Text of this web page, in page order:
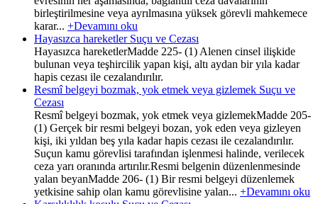
birleştirilmesine veya ayrılmasına yüksek görevli mahkemece
karar... +Devamını oku
Hayasızca hareketler Suçu ve Cezası
Hayasızca hareketlerMadde 225- (1) Alenen cinsel ilişkide
bulunan veya teşhircilik yapan kişi, altı aydan bir yıla kadar
hapis cezası ile cezalandırılır.
Resmî belgeyi bozmak, yok etmek veya gizlemek Suçu ve
Cezası
Resmî belgeyi bozmak, yok etmek veya gizlemekMadde 205-
(1) Gerçek bir resmi belgeyi bozan, yok eden veya gizleyen
kişi, iki yıldan beş yıla kadar hapis cezası ile cezalandırılır.
Suçun kamu görevlisi tarafından işlenmesi halinde, verilecek
ceza yarı oranında artırılır.Resmi belgenin düzenlenmesinde
yalan beyanMadde 206- (1) Bir resmi belgeyi düzenlemek
yetkisine sahip olan kamu görevlisine yalan... +Devamını oku